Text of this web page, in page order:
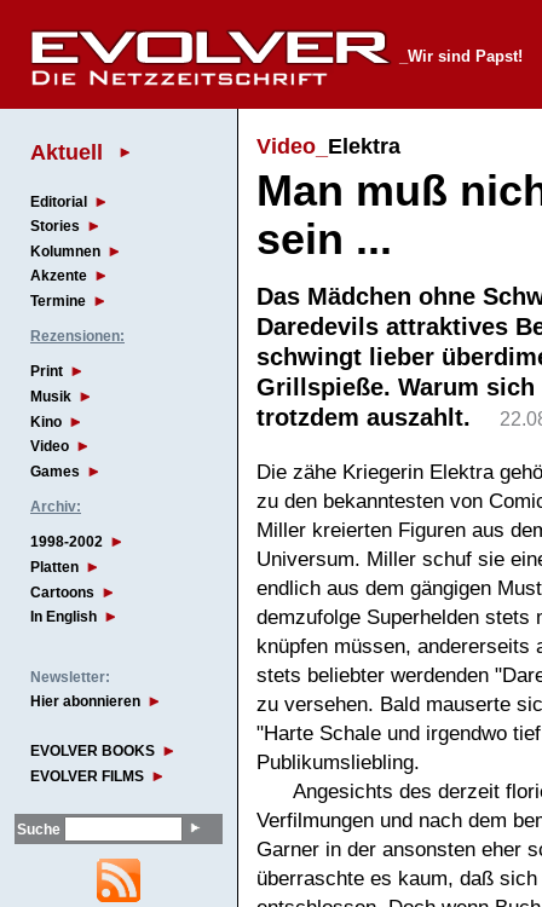
_Wir sind Papst!
Aktuell
Editorial
Stories
Kolumnen
Akzente
Termine
Rezensionen:
Print
Musik
Kino
Video
Games
Archiv:
1998-2002
Platten
Cartoons
In English
Newsletter:
Hier abonnieren
EVOLVER BOOKS
EVOLVER FILMS
Suche
Video_ Elektra
Man muß
sein ...
Das Mädchen ohne
Daredevils attraktives
schwingt lieber
Grillspieße. Warum sich
trotzdem auszahlt.
Die zähe Kriegerin Elektra
zu den bekanntesten von
Miller kreierten Figuren aus
Universum. Miller schuf sie
endlich aus dem gängigen
demzufolge Superhelden stets
knüpfen müssen, andererseits
stets beliebter werdenden
zu versehen. Bald mauserte
"Harte Schale und irgendwo
Publikumsliebling.
Angesichts des derzeit
Verfilmungen und nach dem
Garner in der ansonsten eher
überraschte es kaum, daß